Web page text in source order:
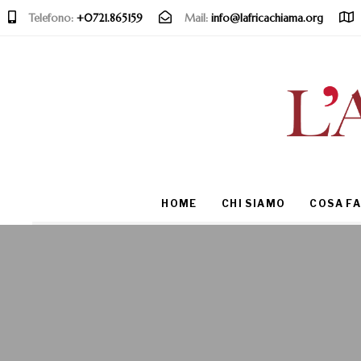
Telefono: +0721.865159 Mail: info@lafricachiama.org
HOME CHI SIAMO COSA